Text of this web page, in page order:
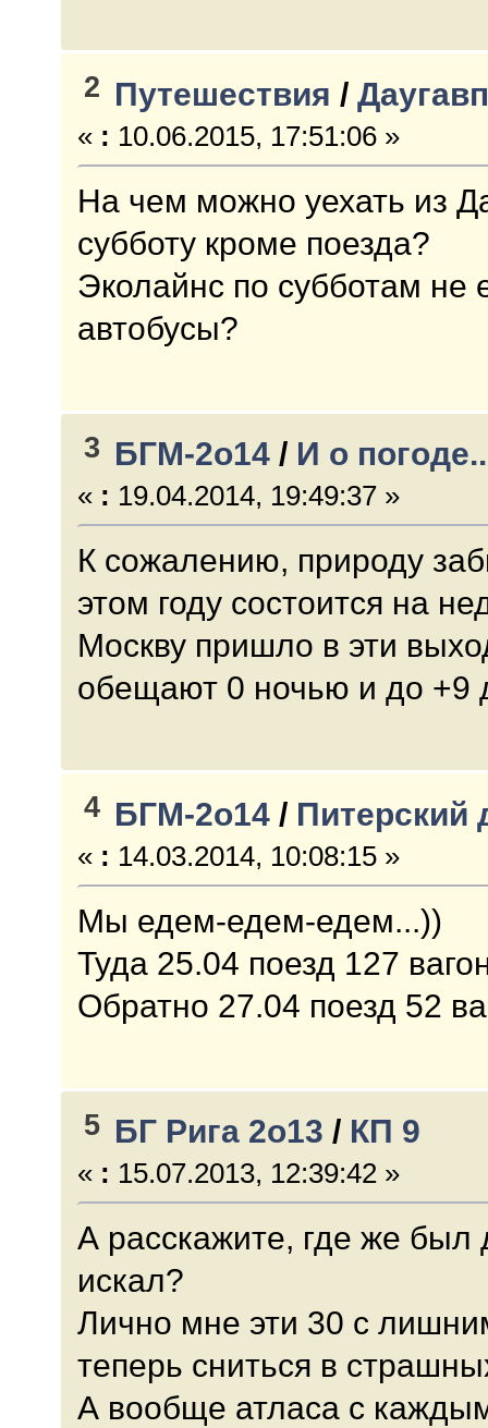
2 Путешествия /
« : 10.06.2015, 17:51:06 »
На чем можно уехать из
субботу кроме поезда?
Эколайнс по субботам не
автобусы?
3 БГМ-2о14 / И о
« : 19.04.2014, 19:49:37 »
К сожалению, природу
этом году состоится на
Москву пришло в эти
обещают 0 ночью и до +9
4 БГМ-2о14 / Питерский
« : 14.03.2014, 10:08:15 »
Мы едем-едем-едем...))
Туда 25.04 поезд 127
Обратно 27.04 поезд 52
5 БГ Рига 2о13 / КП 9
« : 15.07.2013, 12:39:42 »
А расскажите, где же был
искал?
Лично мне эти 30 с
теперь сниться в
А вообще атласа с